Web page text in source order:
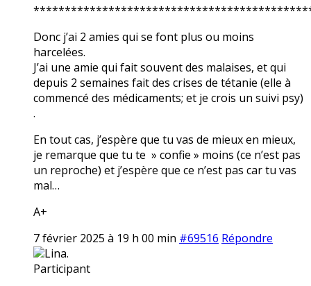
Donc j’ai 2 amies qui se font plus ou moins
harcelées.
J’ai une amie qui fait souvent des malaises, et qui
depuis 2 semaines fait des crises de tétanie (elle à
commencé des médicaments; et je crois un suivi psy)
.
En tout cas, j’espère que tu vas de mieux en mieux,
je remarque que tu te » confie » moins (ce n’est pas
un reproche) et j’espère que ce n’est pas car tu vas
mal…
A+
7 février 2025 à 19 h 00 min #69516 Répondre
Lina.
Participant